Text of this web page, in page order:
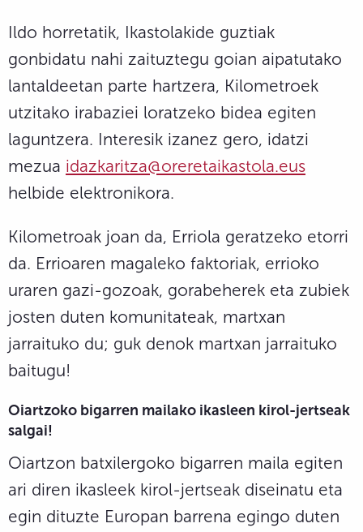
Ildo horretatik, Ikastolakide guztiak
gonbidatu nahi zaituztegu goian aipatutako
lantaldeetan parte hartzera, Kilometroek
utzitako irabaziei loratzeko bidea egiten
laguntzera. Interesik izanez gero, idatzi
mezua idazkaritza@oreretaikastola.eus
helbide elektronikora.
Kilometroak joan da, Erriola geratzeko etorri
da. Errioaren magaleko faktoriak, errioko
uraren gazi-gozoak, gorabeherek eta zubiek
josten duten komunitateak, martxan
jarraituko du; guk denok martxan jarraituko
baitugu!
Oiartzoko bigarren mailako ikasleen kirol-jertseak
salgai!
Oiartzon batxilergoko bigarren maila egiten
ari diren ikasleek kirol-jertseak diseinatu eta
egin dituzte Europan barrena egingo duten